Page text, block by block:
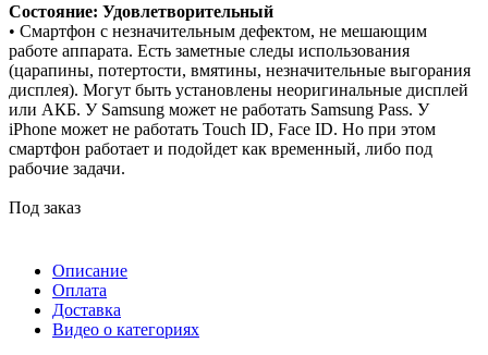
Состояние: Удовлетворительный
• Смартфон с незначительным дефектом, не мешающим
работе аппарата. Есть заметные следы использования
(царапины, потертости, вмятины, незначительные выгорания
дисплея). Могут быть установлены неоригинальные дисплей
или АКБ. У Samsung может не работать Samsung Pass. У
iPhone может не работать Touch ID, Face ID. Но при этом
смартфон работает и подойдет как временный, либо под
рабочие задачи.
Под заказ
Описание
Оплата
Доставка
Видео о категориях